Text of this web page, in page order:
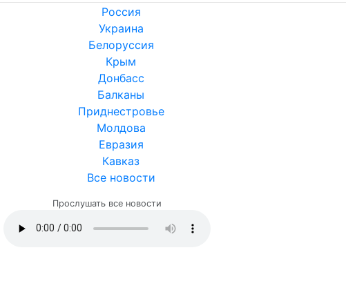
Россия
Украина
Белоруссия
Крым
Донбасс
Балканы
Приднестровье
Молдова
Евразия
Кавказ
Все новости
Прослушать все новости